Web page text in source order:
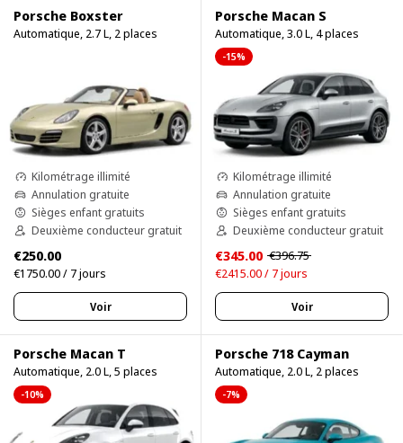
Porsche Boxster
Automatique, 2.7 L, 2 places
Kilométrage illimité
Annulation gratuite
Sièges enfant gratuits
Deuxième conducteur gratuit
€250.00
€1750.00 / 7 jours
Voir
Porsche Macan S
Automatique, 3.0 L, 4 places
-15%
Kilométrage illimité
Annulation gratuite
Sièges enfant gratuits
Deuxième conducteur gratuit
€345.00 €396.75
€2415.00 / 7 jours
Voir
Porsche Macan T
Automatique, 2.0 L, 5 places
-10%
Porsche 718 Cayman
Automatique, 2.0 L, 2 places
-7%